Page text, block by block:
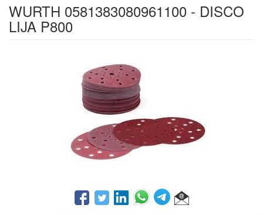
WURTH 0581383080961100 - DISCO
LIJA P800